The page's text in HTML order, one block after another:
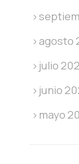
agosto
julio
junio
mayo